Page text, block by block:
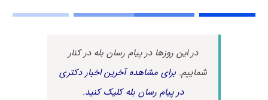
در این روزها در پیام رسان بله در کنار
شماییم.برای مشاهده آخرین اخبار دکتری
در پیام رسان بله کلیک کنید.